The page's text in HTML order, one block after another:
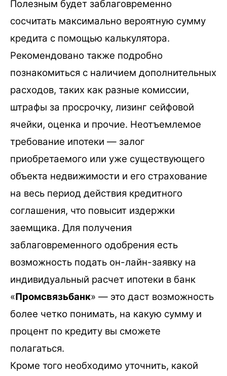
Полезным будет заблаговременно
сосчитать максимально вероятную сумму
кредита с помощью калькулятора.
Рекомендовано также подробно
познакомиться с наличием дополнительных
расходов, таких как разные комиссии,
штрафы за просрочку, лизинг сейфовой
ячейки, оценка и прочие. Неотъемлемое
требование ипотеки — залог
приобретаемого или уже существующего
объекта недвижимости и его страхование
на весь период действия кредитного
соглашения, что повысит издержки
заемщика. Для получения
заблаговременного одобрения есть
возможность подать он-лайн-заявку на
индивидуальный расчет ипотеки в банк
«Промсвязьбанк» — это даст возможность
более четко понимать, на какую сумму и
процент по кредиту вы сможете
полагаться.
Кроме того необходимо уточнить, какой